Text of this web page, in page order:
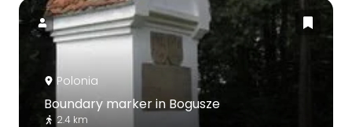
Polonia
Boundary marker in Bogusze
2.4 km